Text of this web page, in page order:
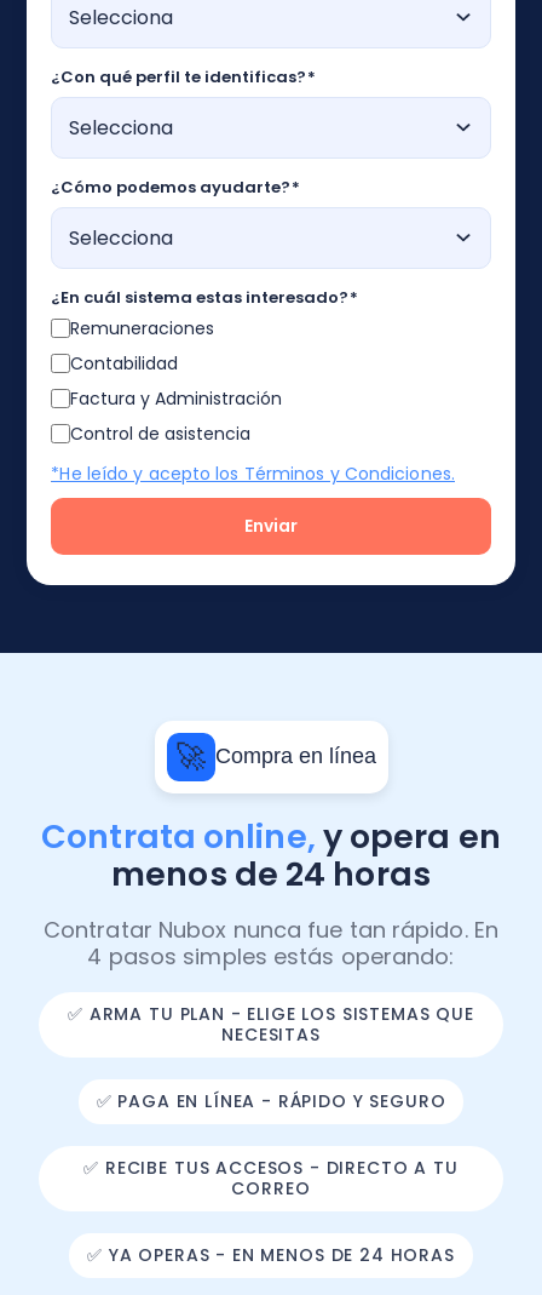
¿Con qué perfil te identificas?*
¿Cómo podemos ayudarte?*
¿En cuál sistema estas interesado?*
Remuneraciones
Contabilidad
Factura y Administración
Control de asistencia
*He leído y acepto los Términos y Condiciones.
🚀 Compra en línea
Contrata online,y opera en
menos de 24 horas
Contratar Nubox nunca fue tan rápido. En
4 pasos simples estás operando:
✅ ARMA TU PLAN - ELIGE LOS SISTEMAS QUE
NECESITAS
✅ PAGA EN LÍNEA - RÁPIDO Y SEGURO
✅ RECIBE TUS ACCESOS - DIRECTO A TU
CORREO
✅ YA OPERAS - EN MENOS DE 24 HORAS